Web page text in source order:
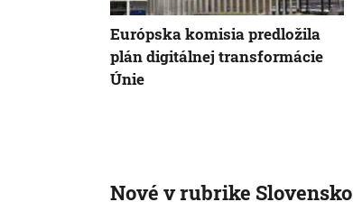
Európska komisia predložila
plán digitálnej transformácie
Únie
Nové v rubrike Slovensko